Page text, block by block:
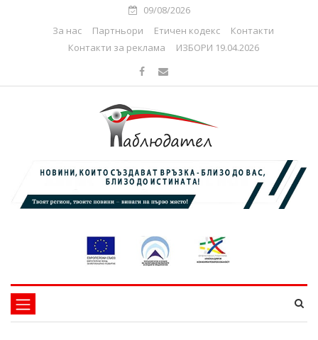
09/08/2026
За нас
Партньори Етичен кодекс
Контакти
Контакти за реклама
ИЗБОРИ 19.04.2026